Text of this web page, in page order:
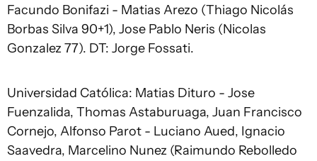
Facundo Bonifazi - Matias Arezo (Thiago Nicolás
Borbas Silva 90+1), Jose Pablo Neris (Nicolas
Gonzalez 77). DT: Jorge Fossati.
Universidad Católica: Matias Dituro - Jose
Fuenzalida, Thomas Astaburuaga, Juan Francisco
Cornejo, Alfonso Parot - Luciano Aued, Ignacio
Saavedra, Marcelino Nunez (Raimundo Rebolledo